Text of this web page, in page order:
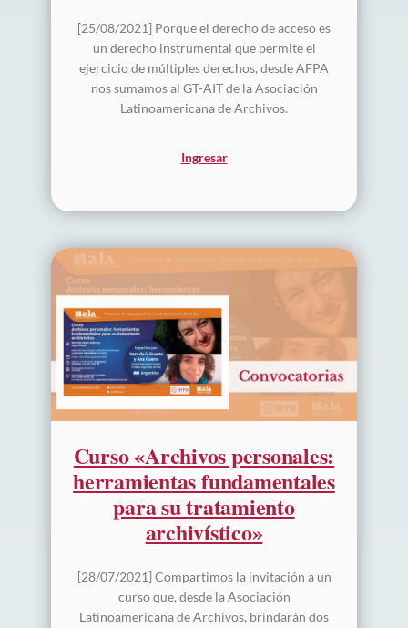
[25/08/2021] Porque el derecho de acceso es
un derecho instrumental que permite el
ejercicio de múltiples derechos, desde AFPA
nos sumamos al GT-AIT de la Asociación
Latinoamericana de Archivos.
Ingresar
Curso «Archivos personales:
herramientas fundamentales
para su tratamiento
archivístico»
[28/07/2021] Compartimos la invitación a un
curso que, desde la Asociación
Latinoamericana de Archivos, brindarán dos